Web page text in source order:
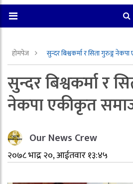
होमपेज सुन्दर बिश्वकर्मा र सिता गुरुङ्ग
सुन्दर बिश्वकर्मा र
नेकपा एकीकृत
Our News Crew
२०७८ भाद्र २०, आईतवार १३:४५